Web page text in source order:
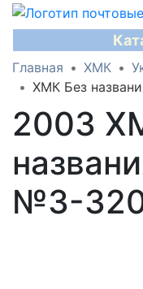
Главная ХМК
ХМК Без
2003
№3-